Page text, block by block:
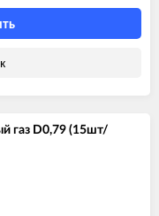
D
газ D0,79 (15шт/